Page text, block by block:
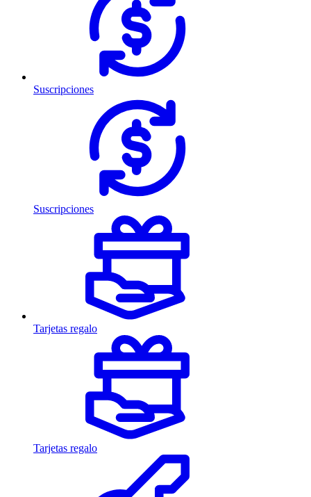
Suscripciones
Suscripciones
Tarjetas regalo
Tarjetas regalo